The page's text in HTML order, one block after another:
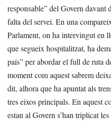
responsable” del Govern davant
falta del servei. En una
Parlament, on ha intervingut en
que segueix hospitalitzat, ha
país” per abordar el full de ruta
moment com aquest sabrem
dit, alhora que ha apuntat als
tres eixos principals. En aquest
estan al Govern s’han triplicat